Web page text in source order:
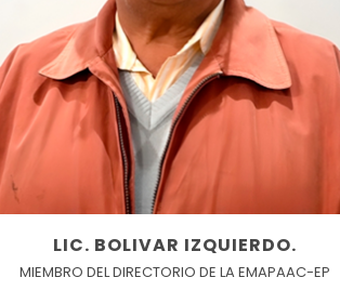
LIC. BOLIVAR IZQUIERDO.
MIEMBRO DEL DIRECTORIO DE LA EMAPAAC-EP